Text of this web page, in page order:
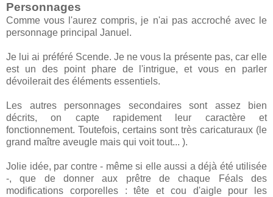
Personnages
Comme vous l'aurez compris, je n'ai pas accroché avec le
personnage principal Januel.
Je lui ai préféré Scende. Je ne vous la présente pas, car elle
est un des point phare de l'intrigue, et vous en parler
dévoilerait des éléments essentiels.
Les autres personnages secondaires sont assez bien
décrits, on capte rapidement leur caractère et
fonctionnement. Toutefois, certains sont très caricaturaux (le
grand maître aveugle mais qui voit tout... ).
Jolie idée, par contre - même si elle aussi a déjà été utilisée
-, que de donner aux prêtre de chaque Féals des
modifications corporelles : tête et cou d'aigle pour les